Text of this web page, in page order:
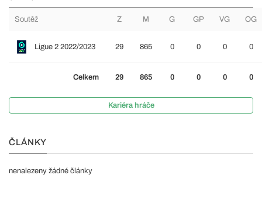
Soutěž Z M G GP VG OG
Ligue 2 2022/2023 29 865 0 0 0 0
Celkem 29 865 0 0 0 0
Kariéra hráče
ČLÁNKY
nenalezeny žádné články